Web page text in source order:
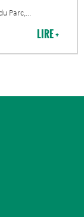
Parc,
LIRE +